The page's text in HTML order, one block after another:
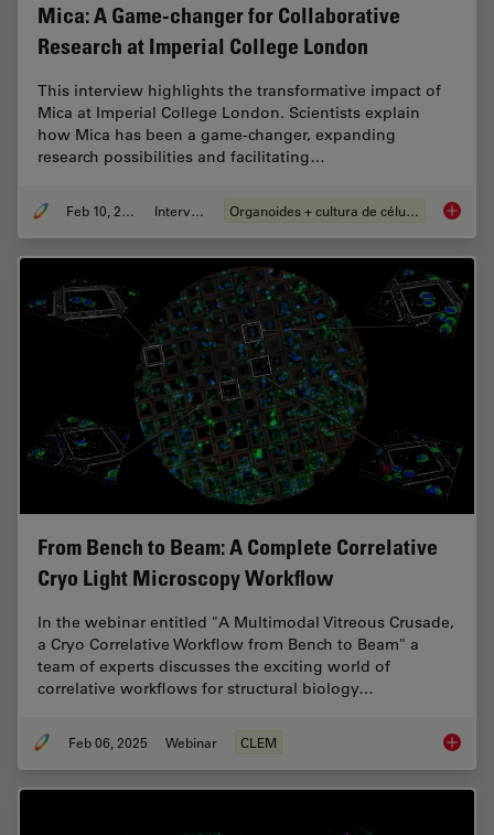
Mica: A Game-changer for Collaborative
Research at Imperial College London
This interview highlights the transformative impact of
Mica at Imperial College London. Scientists explain
how Mica has been a game-changer, expanding
research possibilities and facilitating…
Feb 10, 2025 Interview Organoides + cultura de células 3D Mica: A
From Bench to Beam: A Complete Correlative
Cryo Light Microscopy Workflow
In the webinar entitled "A Multimodal Vitreous Crusade,
a Cryo Correlative Workflow from Bench to Beam" a
team of experts discusses the exciting world of
correlative workflows for structural biology…
Feb 06, 2025 Webinar CLEM From